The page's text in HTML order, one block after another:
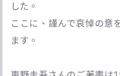
した。
ここに、謹んで哀悼の意
ます。